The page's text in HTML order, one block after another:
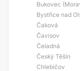
Bukovec
Bystřice nad
Čaková
Čavisov
Čeladná
Český Těšín
Chlebičov